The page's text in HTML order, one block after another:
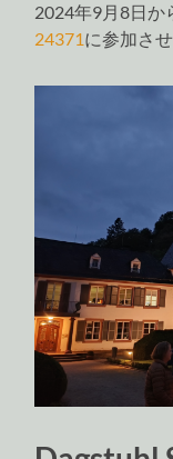
2024年9月8日か
24371に参加さ